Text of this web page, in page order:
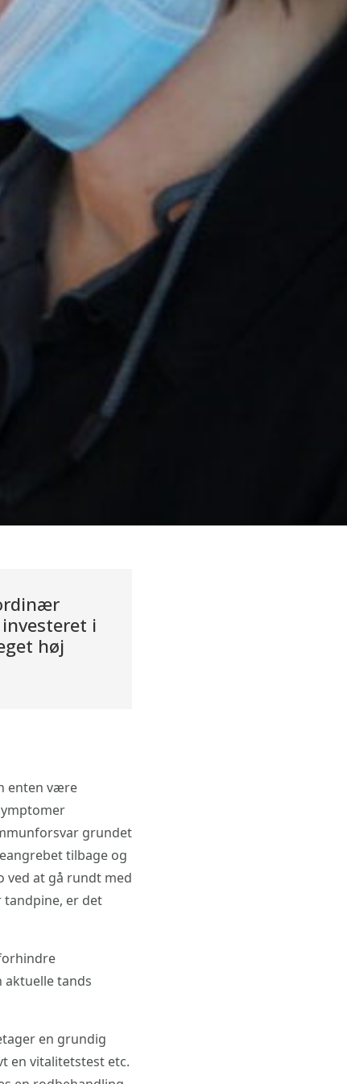
i
høj
enten være
grundet
tilbage og
at gå rundt med
tandpine, er det
tands
en grundig
en vitalitetstest etc.